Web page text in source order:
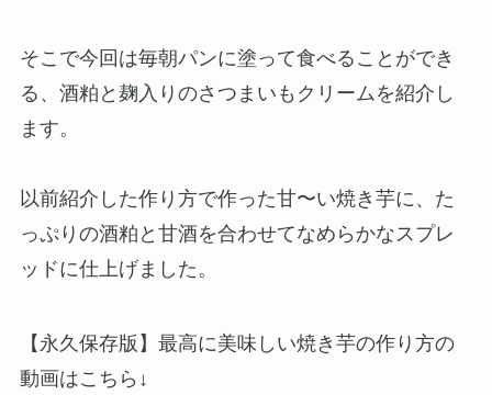
そこで今回は毎朝パンに塗って食べることができ
る、酒粕と麹入りのさつまいもクリームを紹介し
ます。
以前紹介した作り方で作った甘〜い焼き芋に、た
っぷりの酒粕と甘酒を合わせてなめらかなスプレ
ッドに仕上げました。
【永久保存版】最高に美味しい焼き芋の作り方の
動画はこちら↓